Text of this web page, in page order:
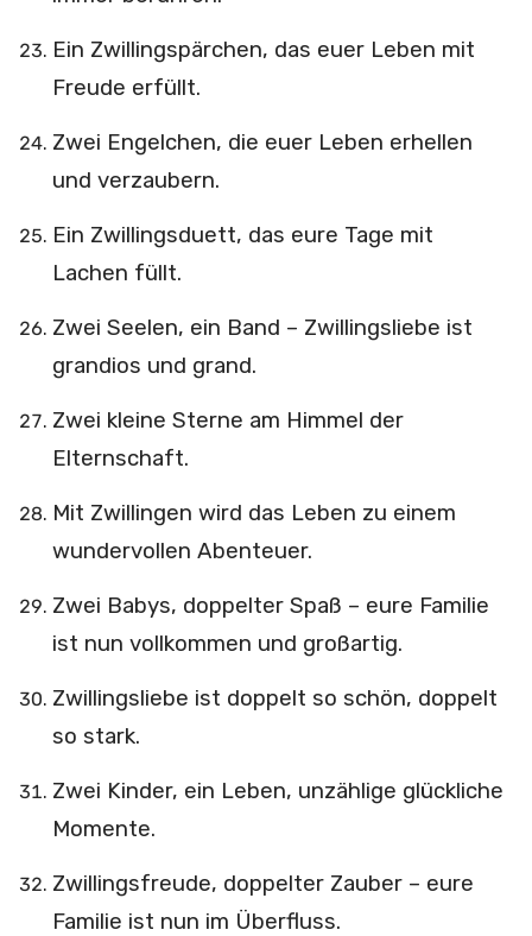
Ein Zwillingspärchen, das euer Leben mit
Freude erfüllt.
Zwei Engelchen, die euer Leben erhellen
und verzaubern.
Ein Zwillingsduett, das eure Tage mit
Lachen füllt.
Zwei Seelen, ein Band – Zwillingsliebe ist
grandios und grand.
Zwei kleine Sterne am Himmel der
Elternschaft.
Mit Zwillingen wird das Leben zu einem
wundervollen Abenteuer.
Zwei Babys, doppelter Spaß – eure Familie
ist nun vollkommen und großartig.
Zwillingsliebe ist doppelt so schön, doppelt
so stark.
Zwei Kinder, ein Leben, unzählige glückliche
Momente.
Zwillingsfreude, doppelter Zauber – eure
Familie ist nun im Überfluss.